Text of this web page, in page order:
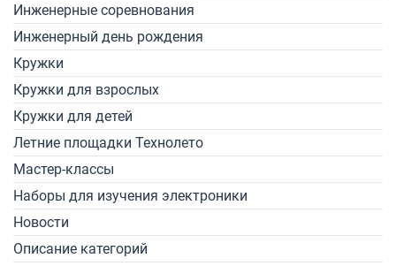
Инженерные соревнования
Инженерный день рождения
Кружки
Кружки для взрослых
Кружки для детей
Летние площадки Технолето
Мастер-классы
Наборы для изучения электроники
Новости
Описание категорий